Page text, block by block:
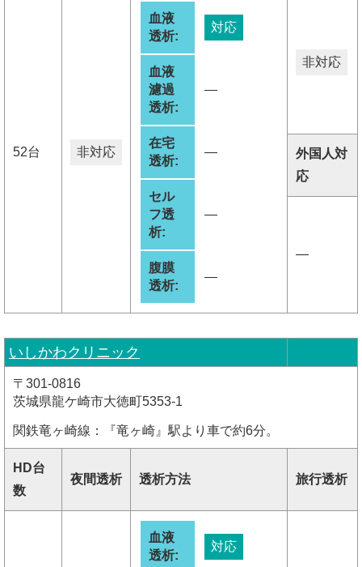
52台 非対応
血液
透析:
対応
血液
濾過
透析:
―
在宅
透析:
―
セル
フ透
析:
―
腹膜
透析:
―
非対応
外国人対
応
―
いしかわクリニック
〒301-0816
茨城県龍ケ崎市大徳町5353-1
関鉄竜ヶ崎線：『竜ヶ崎』駅より車で約6分。
HD台
数
夜間透析 透析方法 旅行透析
血液
透析:
対応